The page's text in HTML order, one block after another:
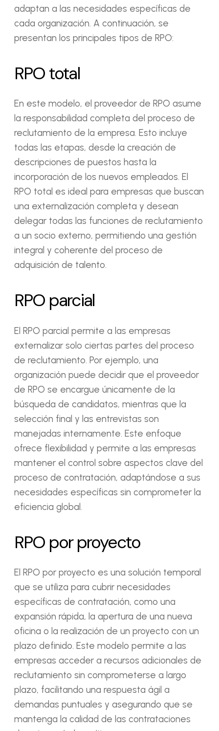
adaptan a las necesidades específicas de
cada organización. A continuación, se
presentan los principales tipos de RPO:
RPO total
En este modelo, el proveedor de RPO asume
la responsabilidad completa del proceso de
reclutamiento de la empresa. Esto incluye
todas las etapas, desde la creación de
descripciones de puestos hasta la
incorporación de los nuevos empleados. El
RPO total es ideal para empresas que buscan
una externalización completa y desean
delegar todas las funciones de reclutamiento
a un socio externo, permitiendo una gestión
integral y coherente del proceso de
adquisición de talento.
RPO parcial
El RPO parcial permite a las empresas
externalizar solo ciertas partes del proceso
de reclutamiento. Por ejemplo, una
organización puede decidir que el proveedor
de RPO se encargue únicamente de la
búsqueda de candidatos, mientras que la
selección final y las entrevistas son
manejadas internamente. Este enfoque
ofrece flexibilidad y permite a las empresas
mantener el control sobre aspectos clave del
proceso de contratación, adaptándose a sus
necesidades específicas sin comprometer la
eficiencia global.
RPO por proyecto
El RPO por proyecto es una solución temporal
que se utiliza para cubrir necesidades
específicas de contratación, como una
expansión rápida, la apertura de una nueva
oficina o la realización de un proyecto con un
plazo definido. Este modelo permite a las
empresas acceder a recursos adicionales de
reclutamiento sin comprometerse a largo
plazo, facilitando una respuesta ágil a
demandas puntuales y asegurando que se
mantenga la calidad de las contrataciones